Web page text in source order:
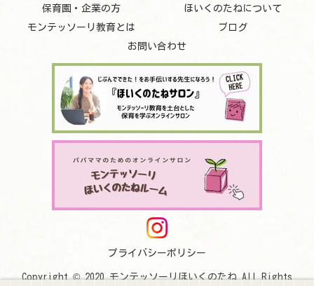
保育園・企業の方
ほいくのたねについて
モンテッソーリ教育とは
ブログ
お問い合わせ
プライバシーポリシー
Copyright © 2020 モンテッソーリほいくのたね All Rights